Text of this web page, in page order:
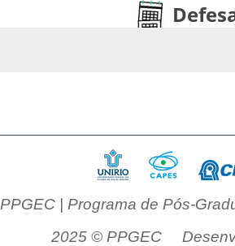
PPGEC | Programa de Pós-
2025 © PPGEC